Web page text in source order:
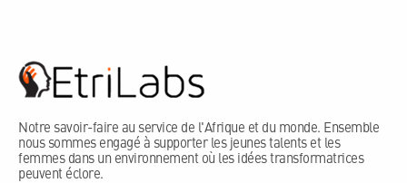
Notre savoir-faire au service de l'Afrique et du monde. Ensemble
nous sommes engagé à supporter les jeunes talents et les
femmes dans un environnement où les idées transformatrices
peuvent éclore.